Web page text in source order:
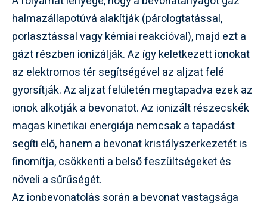
halmazállapotúvá alakítják (párologtatással,
porlasztással vagy kémiai reakcióval), majd ezt a
gázt részben ionizálják. Az így keletkezett ionokat
az elektromos tér segítségével az aljzat felé
gyorsítják. Az aljzat felületén megtapadva ezek az
ionok alkotják a bevonatot. Az ionizált részecskék
magas kinetikai energiája nemcsak a tapadást
segíti elő, hanem a bevonat kristályszerkezetét is
finomítja, csökkenti a belső feszültségeket és
növeli a sűrűségét.
Az ionbevonatolás során a bevonat vastagsága